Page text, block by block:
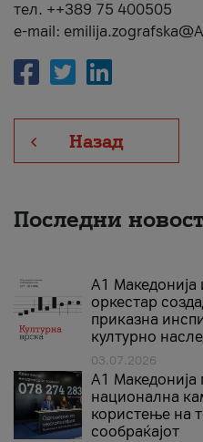
тел. ++389 75 400505
e-mail:
Назад
Последни
А1
оркестар
приказна
културно
03.07.2026
A1 Македонија
национална
користење на
сообраќајот